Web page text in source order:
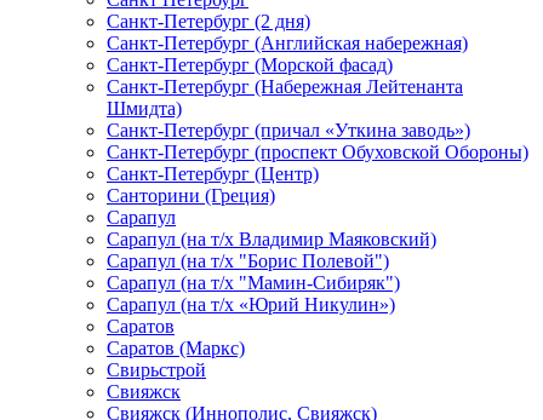
Санкт-Петербург (2 дня)
Санкт-Петербург (Английская набережная)
Санкт-Петербург (Морской фасад)
Санкт-Петербург (Набережная Лейтенанта
Шмидта)
Санкт-Петербург (причал «Уткина заводь»)
Санкт-Петербург (проспект Обуховской Обороны)
Санкт-Петербург (Центр)
Санторини (Греция)
Сарапул
Сарапул (на т/х Владимир Маяковский)
Сарапул (на т/х "Борис Полевой")
Сарапул (на т/х "Мамин-Сибиряк")
Сарапул (на т/х «Юрий Никулин»)
Саратов
Саратов (Маркс)
Свирьстрой
Свияжск
Свияжск (Иннополис, Свияжск)